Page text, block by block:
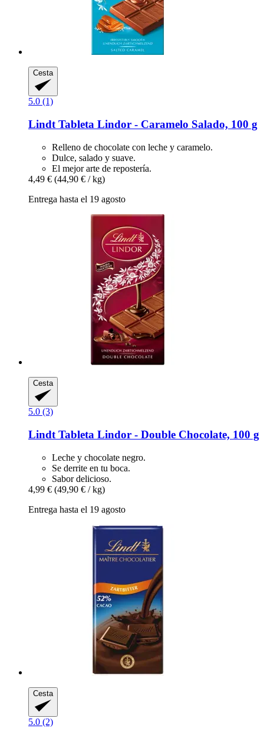
Cesta
5.0 (1)
Lindt Tableta Lindor -​ Caramelo Salado, 100 g
Relleno de chocolate con leche y caramelo.
Dulce, salado y suave.
El mejor arte de repostería.
4,49 € (44,90 € / kg)
Entrega hasta el 19 agosto
Cesta
5.0 (3)
Lindt Tableta Lindor -​ Double Chocolate, 100 g
Leche y chocolate negro.
Se derrite en tu boca.
Sabor delicioso.
4,99 € (49,90 € / kg)
Entrega hasta el 19 agosto
Cesta
5.0 (2)